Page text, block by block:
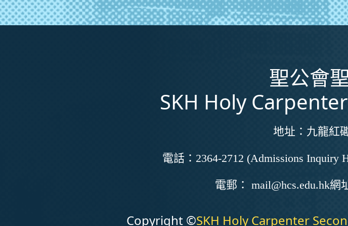
聖公會
SKH Holy
地址： 九龍紅
電話： 2364-2712 (Admissions Inquiry
電郵： mail@hcs.edu.hk網
Copyright ©SKH Holy Carpenter